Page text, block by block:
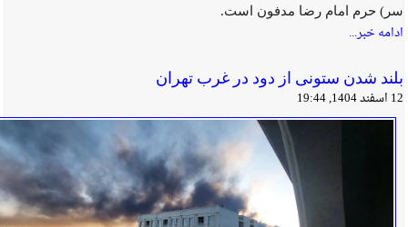
سر) حرم امام رضا مدفون است.
ادامه خبر...
بلند شدن ستونی از دود در غرب تهران
12 اسفند 1404, 19:44